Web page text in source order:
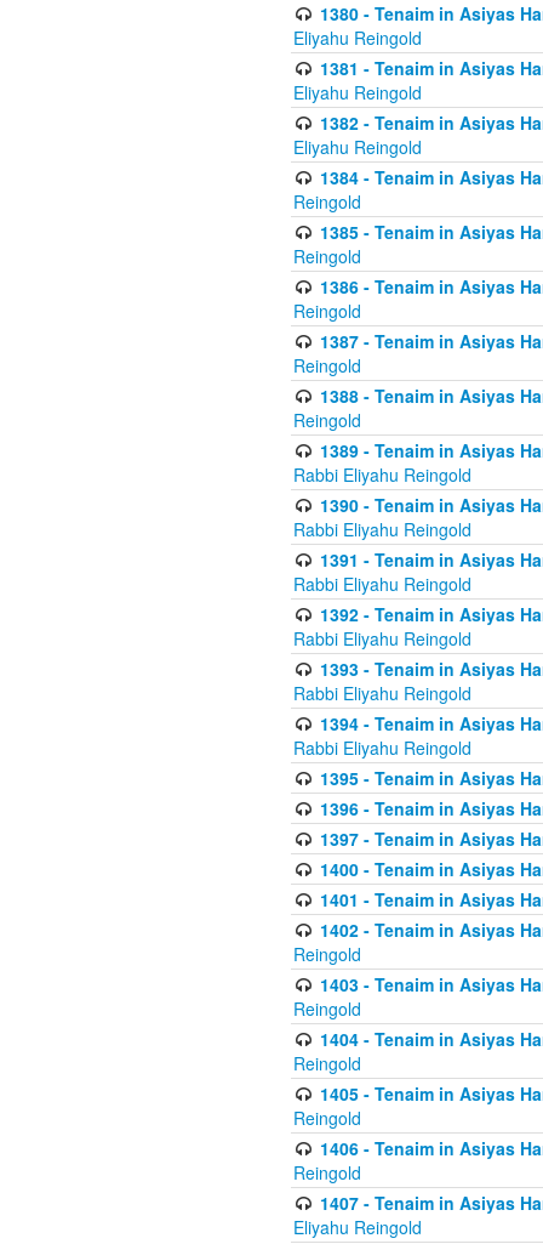
1380 - Tenaim in Asiyas
Eliyahu Reingold
1381 - Tenaim in Asiyas
Eliyahu Reingold
1382 - Tenaim in Asiyas
Eliyahu Reingold
1384 - Tenaim in Asiyas
Reingold
1385 - Tenaim in Asiyas
Reingold
1386 - Tenaim in Asiyas
Reingold
1387 - Tenaim in Asiyas
Reingold
1388 - Tenaim in Asiyas
Reingold
1389 - Tenaim in Asiyas
Rabbi Eliyahu Reingold
1390 - Tenaim in Asiyas
Rabbi Eliyahu Reingold
1391 - Tenaim in Asiyas
Rabbi Eliyahu Reingold
1392 - Tenaim in Asiyas
Rabbi Eliyahu Reingold
1393 - Tenaim in Asiyas
Rabbi Eliyahu Reingold
1394 - Tenaim in Asiyas
Rabbi Eliyahu Reingold
1395 - Tenaim in Asiyas
1396 - Tenaim in Asiyas
1397 - Tenaim in Asiyas
1400 - Tenaim in Asiyas
1401 - Tenaim in Asiyas
1402 - Tenaim in Asiyas
Reingold
1403 - Tenaim in Asiyas
Reingold
1404 - Tenaim in Asiyas
Reingold
1405 - Tenaim in Asiyas
Reingold
1406 - Tenaim in Asiyas
Reingold
1407 - Tenaim in Asiyas
Eliyahu Reingold